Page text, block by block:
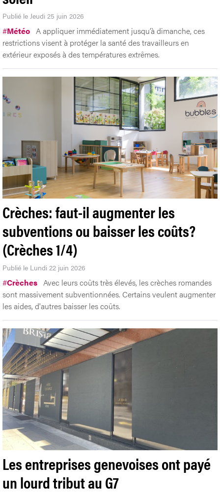
Publié le Jeudi 25 juin 2026
#Météo A appliquer immédiatement jusqu’à dimanche, ces
restrictions visent à protéger la santé des travailleurs en
extérieur exposés à des températures extrêmes.
Crèches: faut-il augmenter les
subventions ou baisser les coûts?
(Crèches 1/4)
Publié le Lundi 22 juin 2026
#Crèches Avec leurs coûts très élevés, les crèches romandes
sont massivement subventionnées. Certains veulent augmenter
les aides, d'autres baisser les coûts.
Les entreprises genevoises ont payé
un lourd tribut au G7